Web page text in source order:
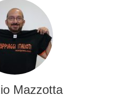
Mazzotta